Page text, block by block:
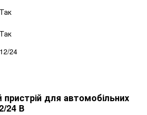
Так
Так
12/24
для автомобільних
24 В